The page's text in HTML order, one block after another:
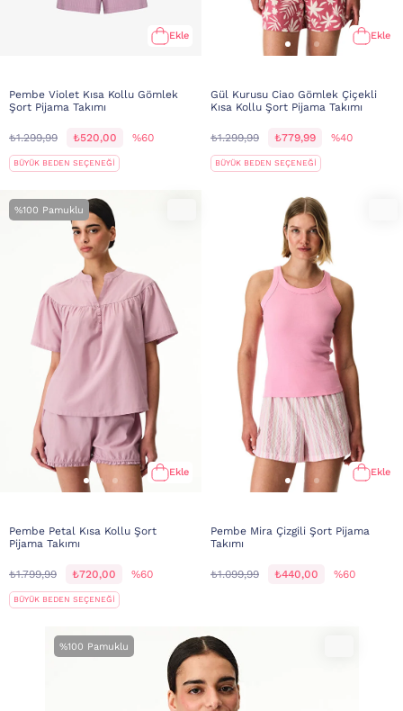
Ekle
Pembe Violet Kısa Kollu Gömlek
Şort Pijama Takımı
₺1.299,99 ₺520,00 %60
BÜYÜK BEDEN SEÇENEĞİ
Ekle
Gül Kurusu Ciao Gömlek Çiçekli
Kısa Kollu Şort Pijama Takımı
₺1.299,99 ₺779,99 %40
BÜYÜK BEDEN SEÇENEĞİ
%100 Pamuklu
Ekle
Pembe Petal Kısa Kollu Şort
Pijama Takımı
₺1.799,99 ₺720,00 %60
BÜYÜK BEDEN SEÇENEĞİ
Ekle
Pembe Mira Çizgili Şort Pijama
Takımı
₺1.099,99 ₺440,00 %60
%100 Pamuklu